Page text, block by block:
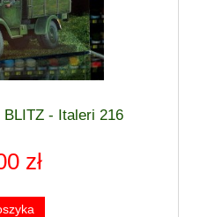
- Italeri 216
zł